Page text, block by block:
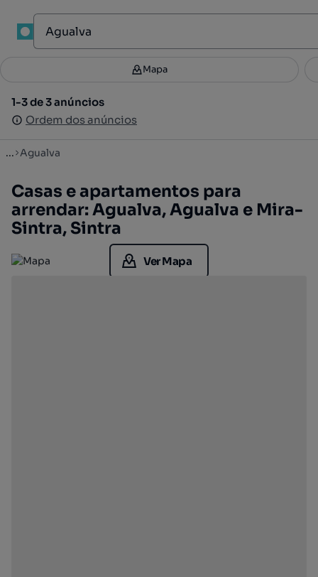
Filtros 2
1-3 de 3 anúncios
Ordem dos anúncios
Mapa
1-3 de 3 anúncios
Ordem dos anúncios
... Agualva
Casas e apartamentos para
arrendar: Agualva, Agualva e Mira-
Sintra, Sintra
Ver Mapa